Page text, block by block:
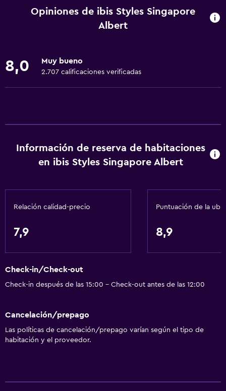
Wifi disponible en todas las instalaciones
Artículos de aseo gratis
Champú
Papeleras
Secador de pelo
Aseo
Baño privado
Accesibilidad y adecuación
Accesibilidad
Estacionamiento accesible
Opiniones de ibis Styles Singapore
Albert
8,0 Muy bueno
2.707 calificaciones verificadas
Información de reserva de habitaciones
en ibis Styles Singapore Albert
Relación calidad-precio
7,9
Puntuación de la
8,9
Check-in/Check-out
Check-in después de las 15:00 - Check-out antes de las 12:00
Cancelación/prepago
Las políticas de cancelación/prepago varían según el tipo de
habitación y el proveedor.